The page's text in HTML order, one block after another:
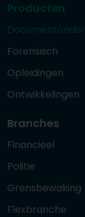
Producten
Forensisch
Opleidingen
Ontwikkelingen
Branches
Financieel
Politie
Grensbewaking
Flexbranche